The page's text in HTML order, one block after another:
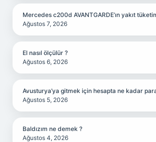
Mercedes c200d AVANTGARDE’ın yakıt
Ağustos 7, 2026
El nasıl ölçülür ?
Ağustos 6, 2026
Avusturya’ya gitmek için hesapta ne kadar
Ağustos 5, 2026
Baldızım ne demek ?
Ağustos 4, 2026